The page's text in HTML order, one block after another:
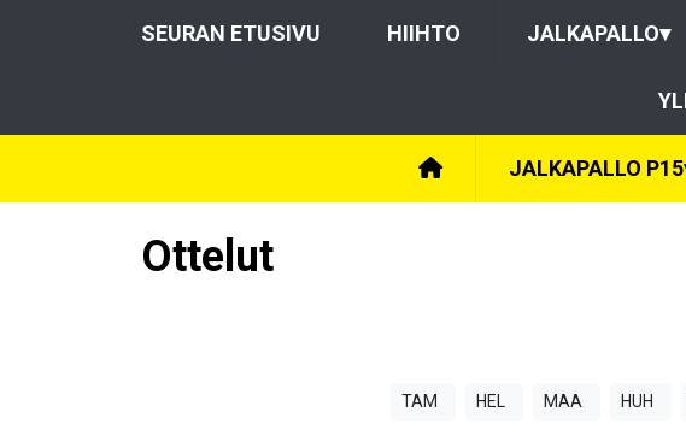
SEURAN ETUSIVU HIIHTO JALKAPALLO▾
JALKAPALLO P15
Ottelut
TAM HEL MAA HUH